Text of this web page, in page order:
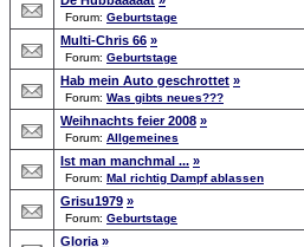
Forum: Geburtstage
Multi-Chris 66 »
Forum: Geburtstage
Hab mein Auto geschrottet »
Forum: Was gibts neues???
Weihnachts feier 2008 »
Forum: Allgemeines
Ist man manchmal ... »
Forum: Mal richtig Dampf ablassen
Grisu1979 »
Forum: Geburtstage
Gloria »